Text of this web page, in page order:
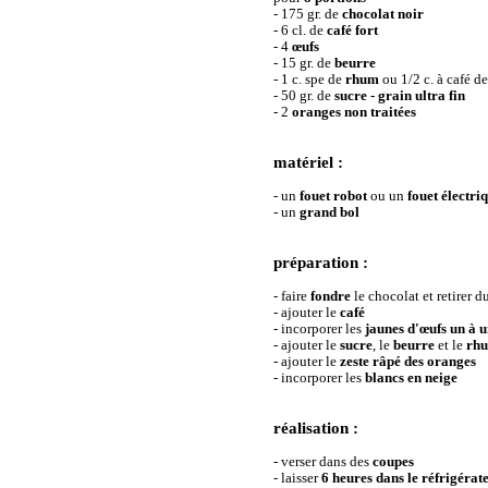
- 175 gr. de chocolat noir
- 6 cl. de café fort
- 4 œufs
- 15 gr. de beurre
- 1 c. spe de rhum ou 1/2 c. à café de
- 50 gr. de sucre - grain ultra fin
- 2 oranges non traitées
matériel :
- un fouet robotou un fouet
- un grand bol
préparation :
- faire fondre le chocolat et retirer
- ajouter le café
- incorporer les jaunes d'œufs un à
- ajouter le sucre, le beurre et le
- ajouter le zeste râpé des oranges
- incorporer les blancs en neige
réalisation :
- verser dans des coupes
- laisser6 heures dans le